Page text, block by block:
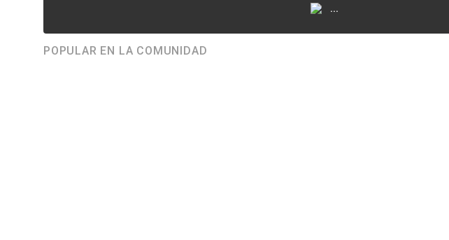
...
POPULAR EN LA COMUNIDAD